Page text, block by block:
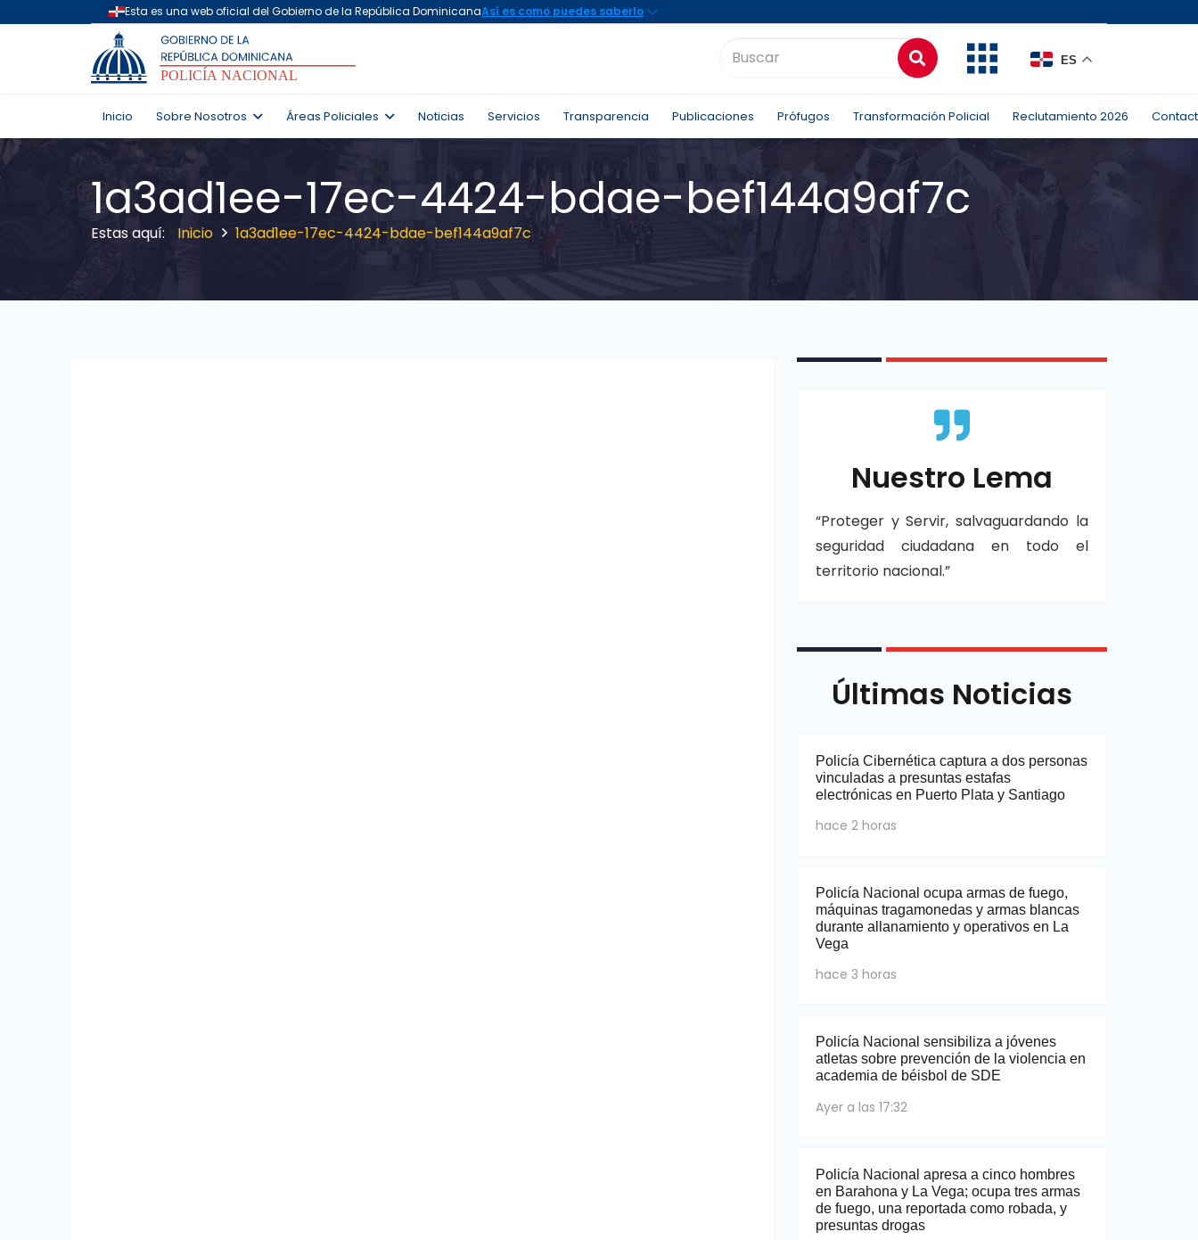
ES
Inicio Sobre Nosotros Áreas Policiales Noticias Servicios Transparencia Publicaciones Prófugos Transformación Policial Reclutamiento 2026
1a3ad1ee-17ec-4424-bdae-bef144a9af7c
Inicio 1a3ad1ee-17ec-4424-bdae-bef144a9af7c
Nuestro Lema
“Proteger y Servir, salvaguardando la
seguridad ciudadana en todo el
territorio nacional.”
Últimas Noticias
Policía Cibernética captura a dos personas
vinculadas a presuntas estafas
electrónicas en Puerto Plata y Santiago
hace 2 horas
Policía Nacional ocupa armas de fuego,
máquinas tragamonedas y armas blancas
durante allanamiento y operativos en La
Vega
hace 3 horas
Policía Nacional sensibiliza a jóvenes
atletas sobre prevención de la violencia en
academia de béisbol de SDE
Ayer a las 17:32
Policía Nacional apresa a cinco hombres
en Barahona y La Vega; ocupa tres armas
de fuego, una reportada como robada, y
presuntas drogas